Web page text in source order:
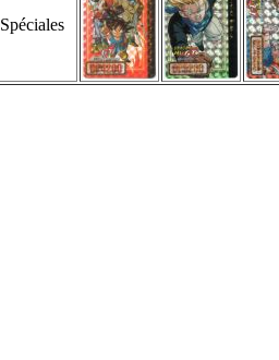
Spéciales